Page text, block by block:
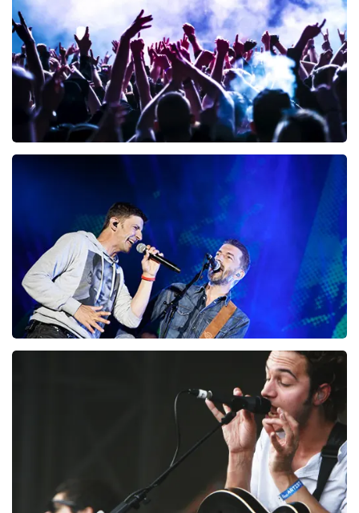
BESTEL NU
Megadeth
laatste 30 minuten
BESTEL NU